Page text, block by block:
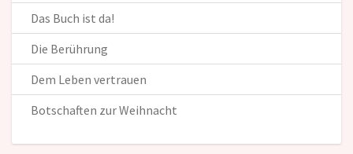
Das Buch ist da!
Die Berührung
Dem Leben vertrauen
Botschaften zur Weihnacht